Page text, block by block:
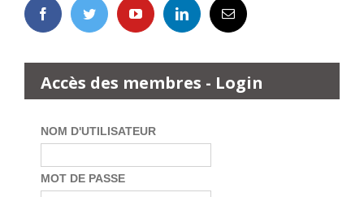
Accès des membres - Login
NOM D'UTILISATEUR
MOT DE PASSE